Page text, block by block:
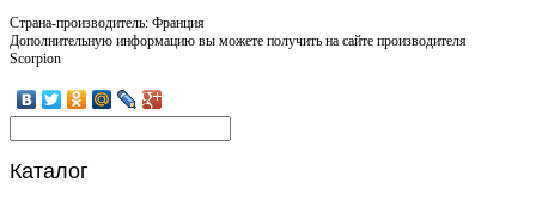
Страна-производитель: Франция
Дополнительную информацию вы можете получить на сайте производителя
Scorpion
Каталог